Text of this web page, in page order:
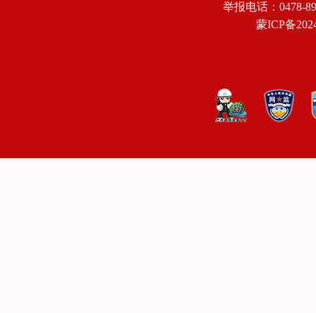
举报电话：0478-
蒙ICP备